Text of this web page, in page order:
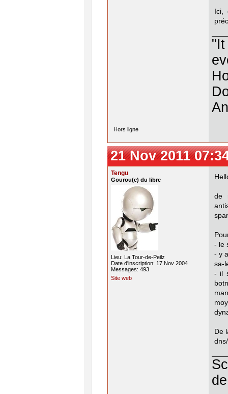
Ici,
"It
Hors ligne
21 Nov 2011
Tengu
Gourou(e) du libre
Lieu: La Tour-de-Peilz
Date d'inscription: 17 Nov 2004
Messages: 493
Site web
de
- le
- y
sa-
- il
De